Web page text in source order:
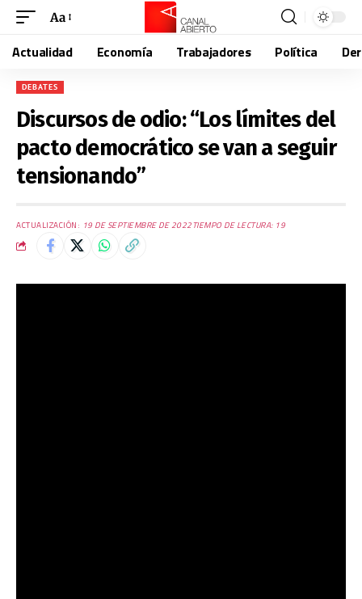
Aa
Actualidad Economía Trabajadores Política
DEBATES
Discursos de odio: “Los límites del
pacto democrático se van a seguir
tensionando”
ACTUALIZACIÓN: 19 DE SEPTIEMBRE DE 2022TIEMPO DE LECTURA: 19